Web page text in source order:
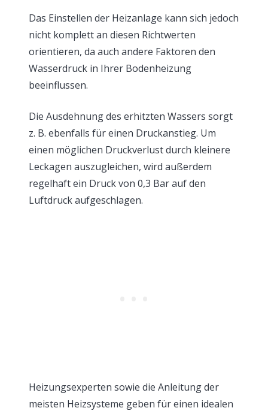
Das Einstellen der Heizanlage kann sich jedoch
nicht komplett an diesen Richtwerten
orientieren, da auch andere Faktoren den
Wasserdruck in Ihrer Bodenheizung
beeinflussen.
Die Ausdehnung des erhitzten Wassers sorgt
z. B. ebenfalls für einen Druckanstieg. Um
einen möglichen Druckverlust durch kleinere
Leckagen auszugleichen, wird außerdem
regelhaft ein Druck von 0,3 Bar auf den
Luftdruck aufgeschlagen.
Heizungsexperten sowie die Anleitung der
meisten Heizsysteme geben für einen idealen